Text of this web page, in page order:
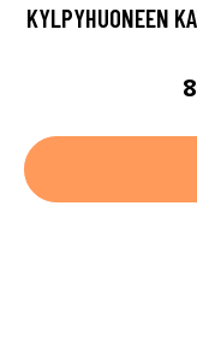
KYLPYHUONEEN